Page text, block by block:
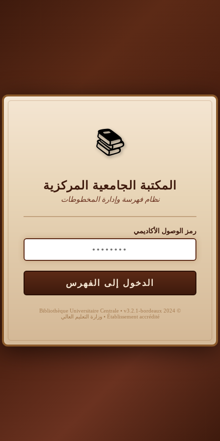
📚
المكتبة الجامعية المركزية
نظام فهرسة وإدارة المخطوطات
رمز الوصول الأكاديمي
الدخول إلى الفهرس
© 2024 Bibliothèque Universitaire Centrale • v3.2.1-bordeaux
Établissement accrédité • وزارة التعليم العالي